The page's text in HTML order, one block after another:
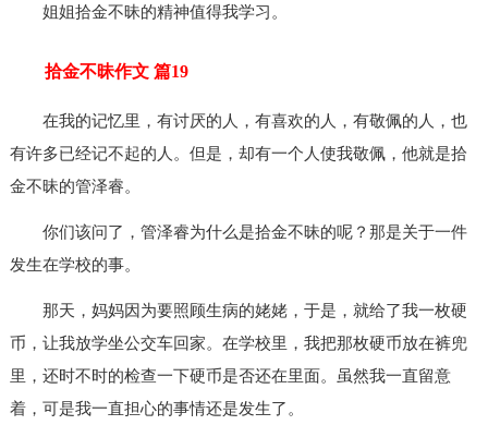
姐姐拾金不昧的精神值得我学习。
拾金不昧作文 篇19
在我的记忆里，有讨厌的人，有喜欢的人，有敬佩的人，也
有许多已经记不起的人。但是，却有一个人使我敬佩，他就是拾
金不昧的管泽睿。
你们该问了，管泽睿为什么是拾金不昧的呢？那是关于一件
发生在学校的事。
那天，妈妈因为要照顾生病的姥姥，于是，就给了我一枚硬
币，让我放学坐公交车回家。在学校里，我把那枚硬币放在裤兜
里，还时不时的检查一下硬币是否还在里面。虽然我一直留意
着，可是我一直担心的事情还是发生了。